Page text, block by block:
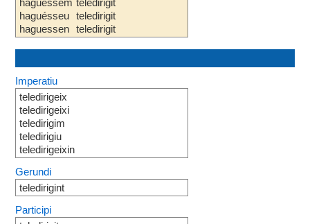
haguéssem
haguésseu
haguessen
teledirigit
teledirigit
teledirigit
Imperatiu
teledirigeix
teledirigeixi
teledirigim
teledirigiu
teledirigeixin
Gerundi
teledirigint
Participi